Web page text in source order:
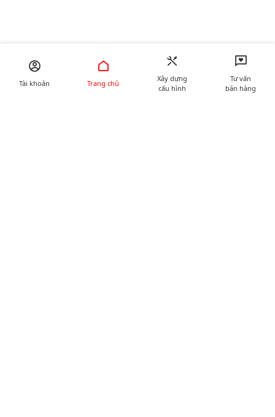
Tài khoản Trang chủ
Xây dựng
cấu hình
Tư vấn
bán hàng